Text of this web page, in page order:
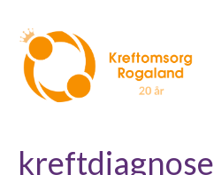
kreftdiagnose